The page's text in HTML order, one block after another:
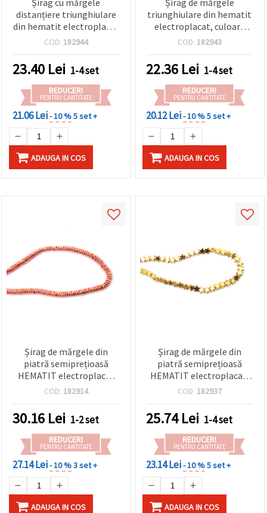
Șirag cu mărgele
distanțiere triunghiulare
din hematit electroplacat
nemagnetic, culoare
gaură 1 mm, ~365 buc.,
piatră semiprețioasă
pentru bijuterii
DIY/handmade
COD: 182944
23.40 Lei 1-4 set
REDUCERI
PENTRU CANTITATE
21.06 Lei- 10 %5 set +
ADAUGA IN COS
Șirag de mărgele
triunghiulare din hematit
electroplacat, culoare
alb-argintiu lucios,
gaură 0,7 mm ~ 195 buc
COD: 182943
22.36 Lei 1-4 set
REDUCERI
PENTRU CANTITATE
20.12 Lei- 10 %5 set +
ADAUGA IN COS
Șirag de mărgele din
piatră semiprețioasă
HEMATIT electroplacat
nemagnetic, culoare aur
cu margini rotunjite, 4x2
mm, orificiu 1 mm ~ 215
bucăți
COD: 182914
30.16 Lei 1-2 set
REDUCERI
PENTRU CANTITATE
27.14 Lei- 10 %3 set +
ADAUGA IN COS
Șirag de mărgele din
piatră semiprețioasă
HEMATIT electroplacat,
nemagnetice, culoare
gaură 0,7 mm (~80 buc.)
COD: 182937
25.74Lei 1-4 set
REDUCERI
PENTRU CANTITATE
23.14 Lei- 10 %5 set +
ADAUGA IN COS